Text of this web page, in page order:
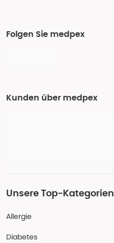
Folgen Sie medpex
Kunden über medpex
Unsere Top-Kategorien
Allergie
Diabetes